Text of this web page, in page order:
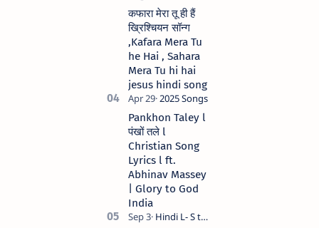
कफारा मेरा तू ही हैं
ख्रिश्चियन सॉन्ग
,Kafara Mera Tu
he Hai , Sahara
Mera Tu hi hai
jesus hindi song
Pankhon Taley l
पंखों तले l
Christian Song
Lyrics l ft.
Abhinav Massey
| Glory to God
India